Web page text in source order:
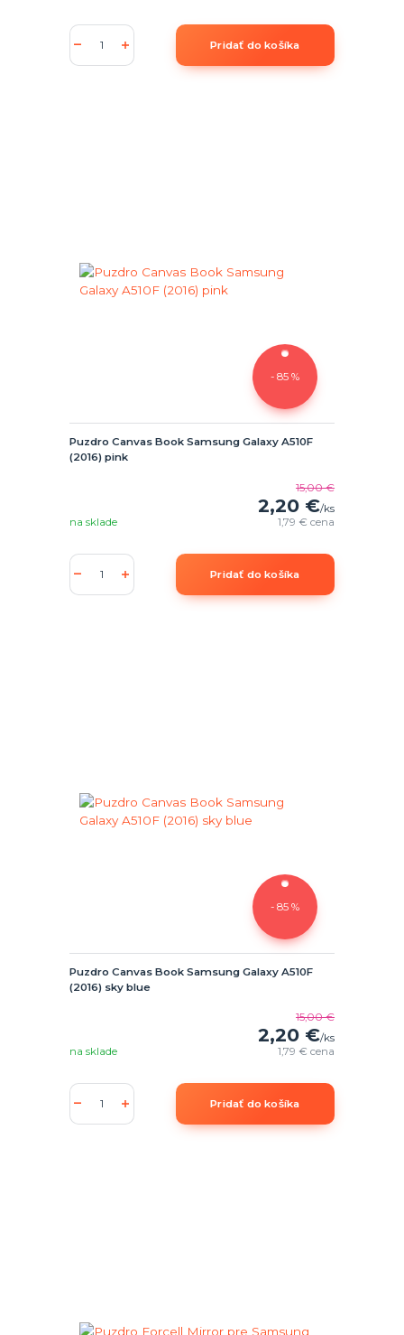
Pridať do košíka
- 85 %
Puzdro Canvas Book Samsung Galaxy A510F
(2016) pink
15,00 €
2,20 €/ks
1,79 €cena
na sklade
Pridať do košíka
- 85 %
Puzdro Canvas Book Samsung Galaxy A510F
(2016) sky blue
15,00 €
2,20 €/ks
1,79 €cena
na sklade
Pridať do košíka